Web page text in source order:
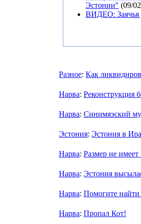
Эстонии" (09/
ВИДЕО: Заячья
Разное: Как
Нарва: Реконструкция
Нарва: Синимяэский
Эстония: Эстония в
Нарва: Размер не имеет
Нарва: Эстония
Нарва: Помогите найти
Нарва: Пропал Кот!